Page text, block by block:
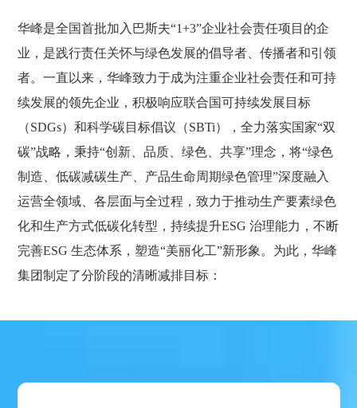
华峰是全国首批加入巴斯夫“1+3”企业社会责任项目的企
业，是践行责任关怀与绿色发展的倡导者、传播者和引领
者。一直以来，华峰致力于成为注重企业社会责任和可持
续发展的领先企业，积极响应联合国可持续发展目标
（SDGs）和科学碳目标倡议（SBTi），全力落实国家“双
碳”战略，秉持“创新、品质、绿色、共享”理念，将“绿色
制造、低碳减碳生产、产品生命周期绿色管理”深度融入
运营全领域、各层面与全过程，致力于推动生产要素绿色
化和生产方式低碳化转型，持续提升ESG 治理能力，不断
完善ESG 生态体系，塑造“美丽化工”新形象。为此，华峰
集团制定了分阶段的清晰减排目标：